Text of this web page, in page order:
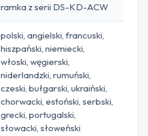
ramka z serii DS-KD-ACW
polski, angielski, francuski,
hiszpański, niemiecki,
włoski, węgierski,
niderlandzki, rumuński,
czeski, bułgarski, ukraiński,
chorwacki, estoński, serbski,
grecki, portugalski,
słowacki, słoweński